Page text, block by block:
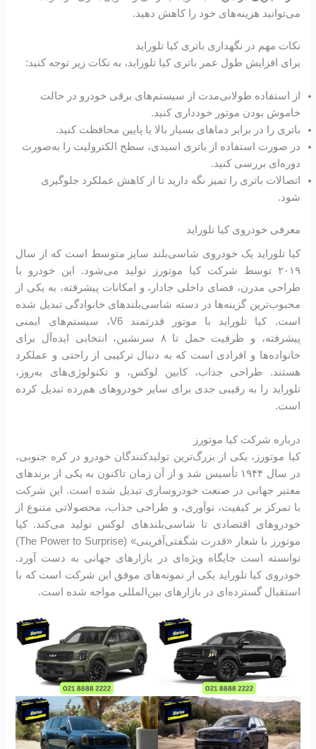
می‌توانید هزینه‌های خود را کاهش دهید.
نکات مهم در نگهداری باتری کیا تلوراید
برای افزایش طول عمر باتری کیا تلوراید، به نکات زیر توجه کنید:
از استفاده طولانی‌مدت از سیستم‌های برقی خودرو در حالت
خاموش بودن موتور خودداری کنید.
باتری را در برابر دماهای بسیار بالا یا پایین محافظت کنید.
در صورت استفاده از باتری اسیدی، سطح الکترولیت را به‌صورت
دوره‌ای بررسی کنید.
اتصالات باتری را تمیز نگه دارید تا از کاهش عملکرد جلوگیری
شود.
معرفی خودروی کیا تلوراید
کیا تلوراید یک خودروی شاسی‌بلند سایز متوسط است که از سال
۲۰۱۹ توسط شرکت کیا موتورز تولید می‌شود. این خودرو با
طراحی مدرن، فضای داخلی جادار، و امکانات پیشرفته، به یکی از
محبوب‌ترین گزینه‌ها در دسته شاسی‌بلندهای خانوادگی تبدیل شده
است. کیا تلوراید با موتور قدرتمند V6، سیستم‌های ایمنی
پیشرفته، و ظرفیت حمل تا ۸ سرنشین، انتخابی ایده‌آل برای
خانواده‌ها و افرادی است که به دنبال ترکیبی از راحتی و عملکرد
هستند. طراحی جذاب، کابین لوکس، و تکنولوژی‌های به‌روز،
تلوراید را به رقیبی جدی برای سایر خودروهای هم‌رده تبدیل کرده
است.
درباره شرکت کیا موتورز
کیا موتورز، یکی از بزرگ‌ترین تولیدکنندگان خودرو در کره جنوبی،
در سال ۱۹۴۴ تأسیس شد و از آن زمان تاکنون به یکی از برندهای
معتبر جهانی در صنعت خودروسازی تبدیل شده است. این شرکت
با تمرکز بر کیفیت، نوآوری، و طراحی جذاب، محصولاتی متنوع از
خودروهای اقتصادی تا شاسی‌بلندهای لوکس تولید می‌کند. کیا
موتورز با شعار «قدرت شگفتی‌آفرینی» (The Power to Surprise)
توانسته است جایگاه ویژه‌ای در بازارهای جهانی به دست آورد.
خودروی کیا تلوراید یکی از نمونه‌های موفق این شرکت است که با
استقبال گسترده‌ای در بازارهای بین‌المللی مواجه شده است.